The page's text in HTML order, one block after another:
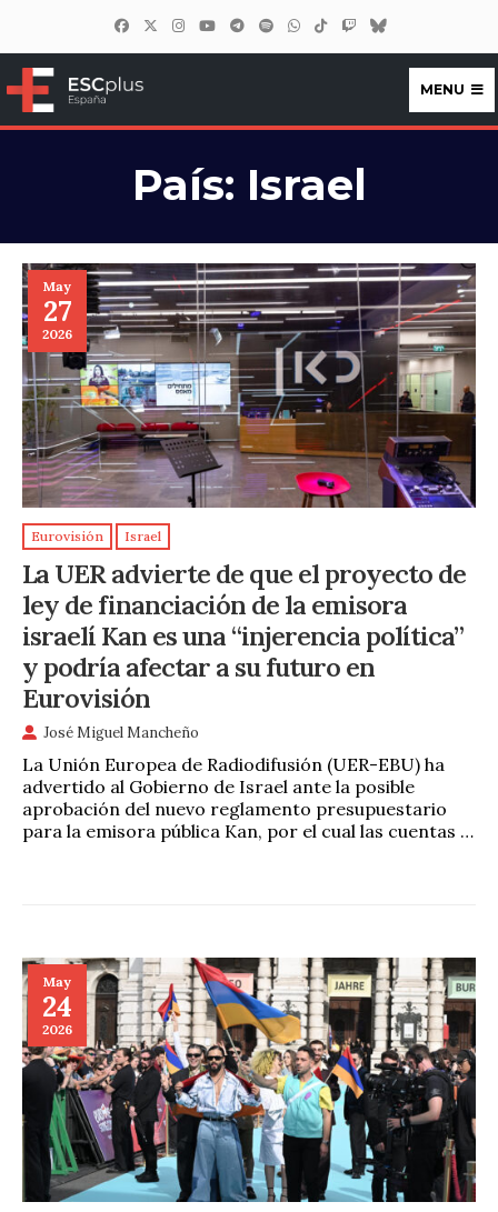
ESCplus España
MENU
País: Israel
May
27
2026
Eurovisión Israel
La UER advierte de que el proyecto de
ley de financiación de la emisora
israelí Kan es una “injerencia política”
y podría afectar a su futuro en
Eurovisión
José Miguel Mancheño
La Unión Europea de Radiodifusión (UER-EBU) ha
advertido al Gobierno de Israel ante la posible
aprobación del nuevo reglamento presupuestario
para la emisora pública Kan, por el cual las cuentas …
May
24
2026